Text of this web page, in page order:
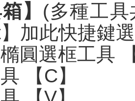
】 (多種工
】加此快捷鍵
圓選框工具
【C】